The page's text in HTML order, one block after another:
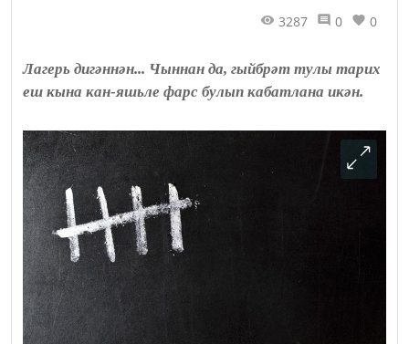
3287 0 0
Лагерь дигәннән... Чыннан да, гыйбрәт тулы тарих
еш кына кан-яшьле фарс булып кабатлана икән.